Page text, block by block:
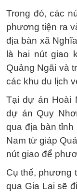
Trong đó, các
phương tiện ra
địa bàn xã
là hai nút giao
Quảng Ngãi và
các khu du lịch
Tại dự án Hoài
dự án Quy
qua địa bàn
Nam từ giáp
nút giao để
Cụ thể, phương
qua Gia Lai sẽ